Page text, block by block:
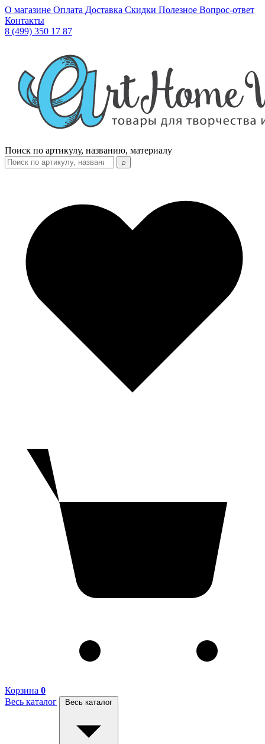
О магазине Оплата Доставка Скидки Полезное Вопрос-ответ
Контакты
8 (499) 350 17 87
Поиск по артикулу, названию, материалу
⌕
Корзина 0
Весь каталог
Весь каталог